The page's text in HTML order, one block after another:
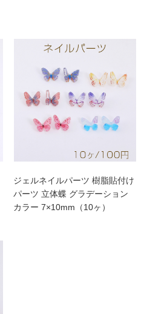
ジェルネイルパーツ 樹脂貼付け
パーツ 立体蝶 グラデーション
カラー 7×10mm（10ヶ）